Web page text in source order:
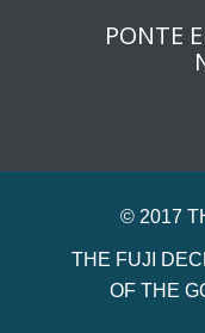
PONTE
© 2017
THE FUJI
OF THE